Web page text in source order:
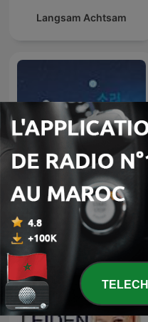
Langsam Achtsam
숙면과 집중을 위한 백색소음
| 자연의 소리 ASMR